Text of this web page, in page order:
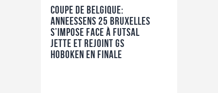
Coupe de Belgique:
Anneessens 25 Bruxelles
s’impose face à Futsal
Jette et rejoint GS
Hoboken en finale